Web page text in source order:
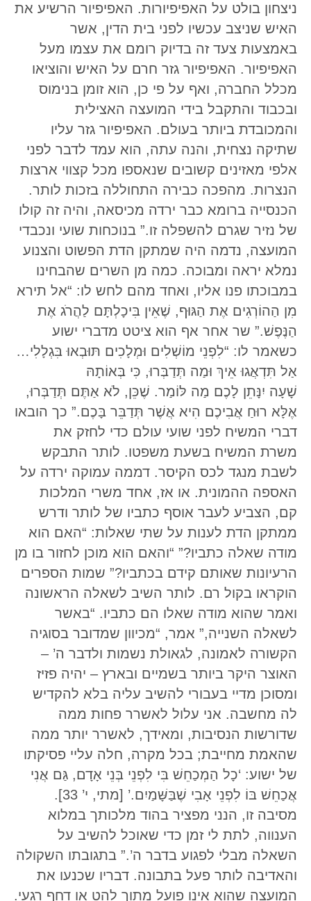
ניצחון בולט על האפיפיורות. האפיפיור הרשיע את
האיש שניצב עכשיו לפני בית הדין, אשר
באמצעות צעד זה בדיוק רומם את עצמו מעל
האפיפיור. האפיפיור גזר חרם על האיש והוציאו
מכלל החברה, ואף על פי כן, הוא זומן בנימוס
ובכבוד והתקבל בידי המועצה האצילית
והמכובדת ביותר בעולם. האפיפיור גזר עליו
שתיקה נצחית, והנה עתה, הוא עמד לדבר לפני
אלפי מאזינים קשובים שנאספו מכל קצווי ארצות
הנצרות. מהפכה כבירה התחוללה בזכות לותר.
הכנסייה ברומא כבר ירדה מכיסאה, והיה זה קולו
של נזיר שגרם להשפלה זו.” בנוכחות שועי ונכבדי
המועצה, נדמה היה שמתקן הדת הפשוט והצנוע
נמלא יראה ומבוכה. כמה מן השרים שהבחינו
במבוכתו פנו אליו, ואחד מהם לחש לו: “אל תירא
מִן הַהוֹרְגִים אֶת הַגּוּף, שֶׁאֵין בִּיכָלְתָּם לַהֲרֹג אֶת
הַנֶּפֶשׁ.” שר אחר אף הוא ציטט מדברי ישוע
כשאמר לו: “לִפְנֵי מוֹשְׁלִים וּמְלָכִים תּוּבְאוּ בִּגְלָלִי…
אַל תִּדְאֲגוּ אֵיךְ וּמַה תְּדַבְּרוּ, כִּי בְּאוֹתָהּ
שָׁעָה יִנָּתֵן לָכֶם מַה לּוֹמַר. שֶׁכֵּן, לֹא אַתֶּם תְּדַבְּרוּ,
אֶלָּא רוּחַ אֲבִיכֶם הִיא אֲשֶׁר תְּדַבֵּר בָּכֶם.” כך הובאו
דברי המשיח לפני שועי עולם כדי לחזק את
משרת המשיח בשעת משפטו. לותר התבקש
לשבת מנגד לכס הקיסר. דממה עמוקה ירדה על
האספה ההמונית. או אז, אחד משרי המלכות
קם, הצביע לעבר אוסף כתביו של לותר ודרש
ממתקן הדת לענות על שתי שאלות: “האם הוא
מודה שאלה כתביו?” “והאם הוא מוכן לחזור בו מן
הרעיונות שאותם קידם בכתביו?” שמות הספרים
הוקראו בקול רם. לותר השיב לשאלה הראשונה
ואמר שהוא מודה שאלו הם כתביו. “באשר
לשאלה השנייה,” אמר, “מכיוון שמדובר בסוגיה
הקשורה לאמונה, לגאולת נשמות ולדבר ה’ –
האוצר היקר ביותר בשמיים ובארץ – יהיה פזיז
ומסוכן מדיי בעבורי להשיב עליה בלא להקדיש
לה מחשבה. אני עלול לאשרר פחות ממה
שדורשות הנסיבות, ומאידך, לאשרר יותר ממה
שהאמת מחייבת; בכל מקרה, חלה עליי פסיקתו
של ישוע: ‘כָל הַמְכַחֵשׁ בִּי לִפְנֵי בְּנֵי אָדָם, גַּם אֲנִי
אֲכַחֵשׁ בּוֹ לִפְנֵי אָבִי שֶׁבַּשָּׁמַיִם.’ [מתי, י’ 33].
מסיבה זו, הנני מפציר בהוד מלכותך במלוא
הענווה, לתת לי זמן כדי שאוכל להשיב על
השאלה מבלי לפגוע בדבר ה’.” בתגובתו השקולה
והאדיבה לותר פעל בתבונה. דבריו שכנעו את
המועצה שהוא אינו פועל מתוך להט או דחף רגעי.